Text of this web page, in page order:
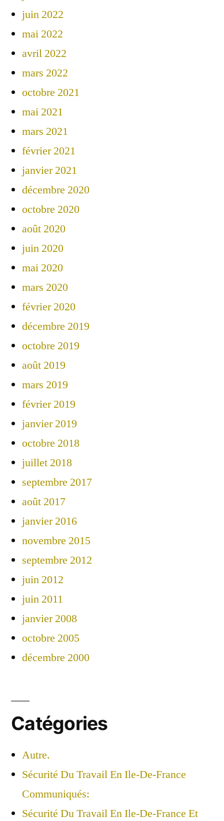
juin 2022
mai 2022
avril 2022
mars 2022
octobre 2021
mai 2021
mars 2021
février 2021
janvier 2021
décembre 2020
octobre 2020
août 2020
juin 2020
mai 2020
mars 2020
février 2020
décembre 2019
octobre 2019
août 2019
mars 2019
février 2019
janvier 2019
octobre 2018
juillet 2018
septembre 2017
août 2017
janvier 2016
novembre 2015
septembre 2012
juin 2012
juin 2011
janvier 2008
octobre 2005
décembre 2000
Catégories
Autre.
Sécurité Du Travail En Ile-De-France
Communiqués:
Sécurité Du Travail En Ile-De-France Et